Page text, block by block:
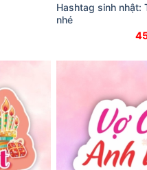
Hashtag sinh nhật:
nhé